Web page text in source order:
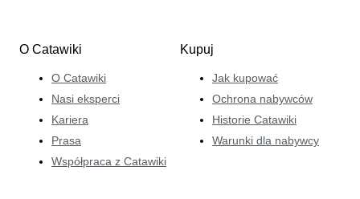
O Catawiki
O Catawiki
Nasi eksperci
Kariera
Prasa
Współpraca z Catawiki
Kupuj
Jak kupować
Ochrona nabywców
Historie Catawiki
Warunki dla nabywcy